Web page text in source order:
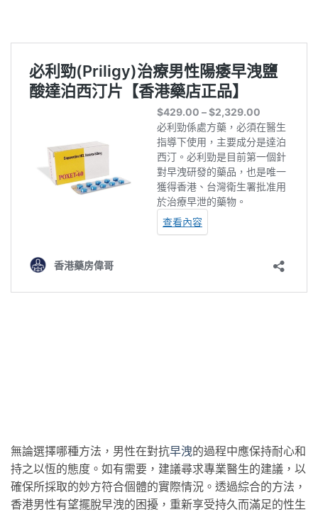
無論選擇哪種方法，男性在對抗早洩的過程中應保持耐心和
持之以恆的態度。如有需要，建議尋求專業醫生的建議，以
確保所採取的妙方符合個體的實際情況。透過綜合的方法，
香港男性有望擺脫早洩的困擾，重新享受持久而滿足的性生